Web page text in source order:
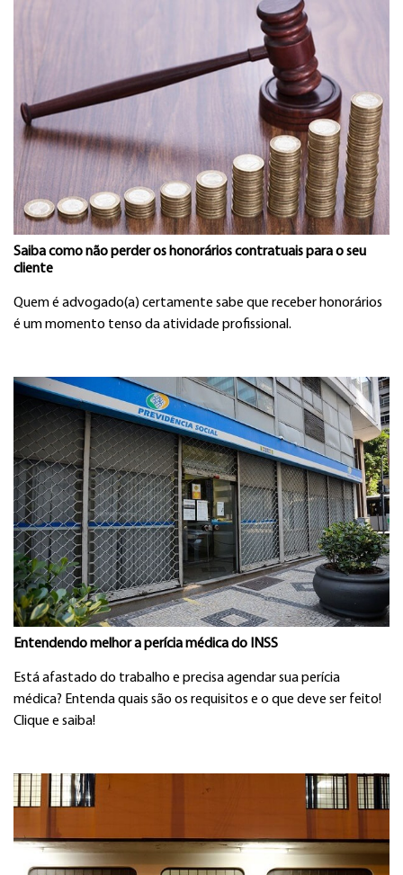
Saiba como não perder os honorários contratuais para o seu
cliente
Quem é advogado(a) certamente sabe que receber honorários
é um momento tenso da atividade profissional.
Entendendo melhor a perícia médica do INSS
Está afastado do trabalho e precisa agendar sua perícia
médica? Entenda quais são os requisitos e o que deve ser feito!
Clique e saiba!